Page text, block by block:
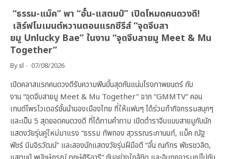
“ธรรม-แม็ค” พา “อั๋น-แสตมป์” เปิดโหมดคนดวงดี!
เสิร์ฟโมเมนต์หวานตอนแรกซีรีส์ “จุดจีบสา
ยมู Unlucky Bae” ในงาน “จุดจีบสายมู Meet & Mu
Together”
Bysl 07/08/2026
เปิดคลาสแรกคนดวงดีรับความฟินขั้นสุดกันแน่นโรงภาพยนตร์ กับ
งาน “จุดจีบสายมู Meet & Mu Together” จาก “GMMTV” คอน
เทนต์โพรไวเดอร์ชั้นนำของเมืองไทย ที่ให้แฟนๆ ได้ร่วมทำกิจกรรมสนุกๆ
และเป็น 5 สุดยอดคนดวงดี ที่ได้ถามคำถาม เปิดตำราจีบแบบสายมูกับนัก
แสดงวัยรุ่นคู่ใหม่มาแรง “ธรรม ทัพทอง สุวรรณระกานนท์, แม็ค ณัฐ
พัชร์ นิมจิรวัฒน์” และสองนักแสดงวัยรุ่นฝีมือดี “อั๋น ณภัทร พัชรชวลิต,